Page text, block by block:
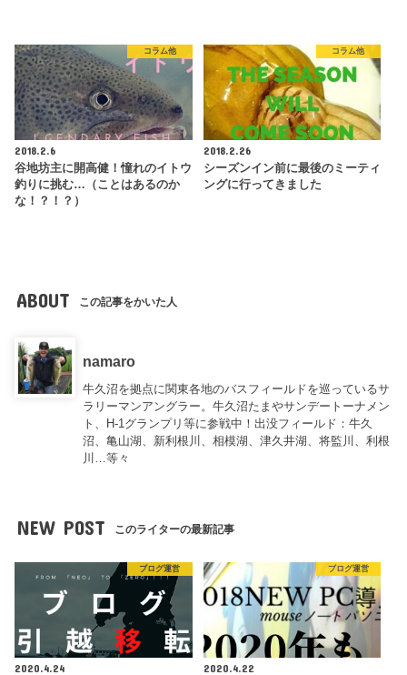
コラム他
2018.2.6
谷地坊主に開高健！憧れのイトウ
釣りに挑む…（ことはあるのか
な！？！？）
コラム他
2018.2.26
シーズンイン前に最後のミーティ
ングに行ってきました
ABOUT この記事をかいた人
namaro
牛久沼を拠点に関東各地のバスフィールドを巡っているサ
ラリーマンアングラー。牛久沼たまやサンデートーナメン
ト、H-1グランプリ等に参戦中！出没フィールド：牛久
沼、亀山湖、新利根川、相模湖、津久井湖、将監川、利根
川…等々
NEW POST このライターの最新記事
ブログ運営
2020.4.24
ブログ運営
2020.4.22